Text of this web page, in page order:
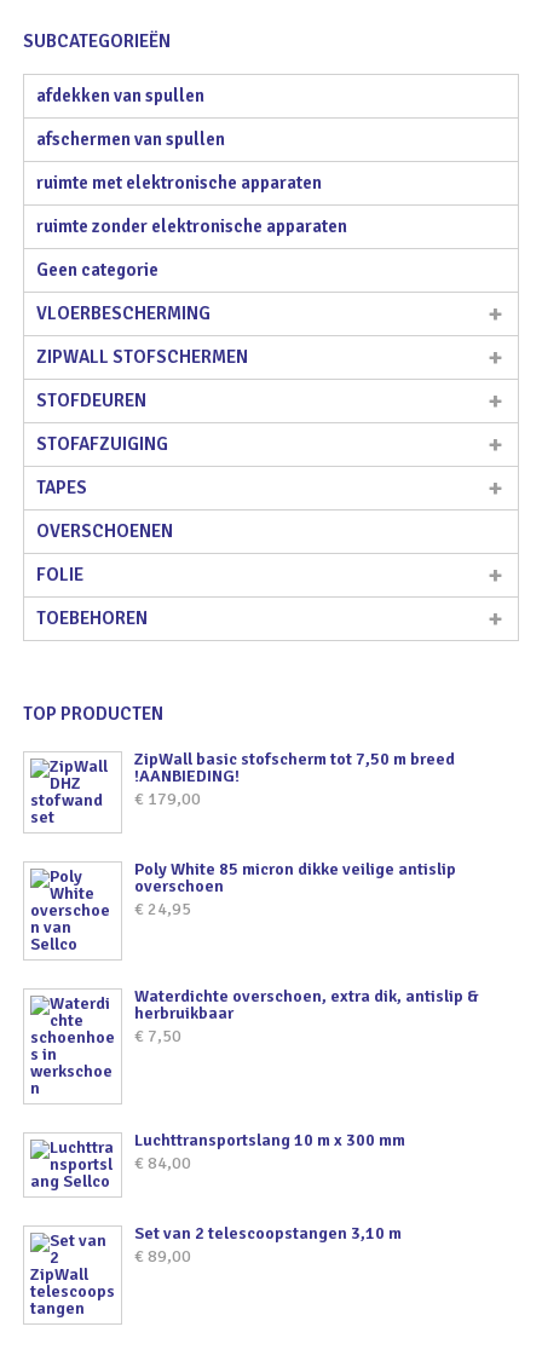
SUBCATEGORIEËN
afdekken van spullen
afschermen van spullen
ruimte met elektronische apparaten
ruimte zonder elektronische apparaten
Geen categorie
VLOERBESCHERMING
ZIPWALL STOFSCHERMEN
STOFDEUREN
STOFAFZUIGING
TAPES
OVERSCHOENEN
FOLIE
TOEBEHOREN
TOP PRODUCTEN
ZipWall basic stofscherm tot 7,50 m breed
!AANBIEDING!
€ 179,00
Poly White 85 micron dikke veilige antislip
overschoen
€ 24,95
Waterdichte overschoen, extra dik, antislip &
herbruikbaar
€ 7,50
Luchttransportslang 10 m x 300 mm
€ 84,00
Set van 2 telescoopstangen 3,10 m
€ 89,00